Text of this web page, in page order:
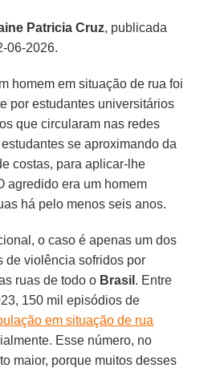
Patricia Cruz, publicada
06-2026.
homem em situação de rua foi
por estudantes universitários
que circularam nas redes
se aproximando da
costas, para aplicar-lhe
agredido era um homem
há pelo menos seis anos.
o caso é apenas um dos
de violência sofridos por
ruas de todo o Brasil . Entre
150 mil episódios de
em situação de rua
Esse número, no
maior, porque muitos desses